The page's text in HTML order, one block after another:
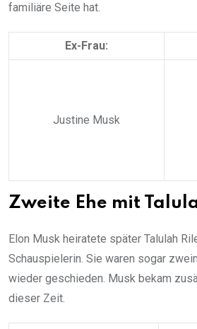
familiäre Seite hat.
Ex-Frau:
Justine Musk
Zweite Ehe mit
Elon Musk heiratete später Talulah
Schauspielerin. Sie waren sogar
wieder geschieden. Musk bekam
dieser Zeit.